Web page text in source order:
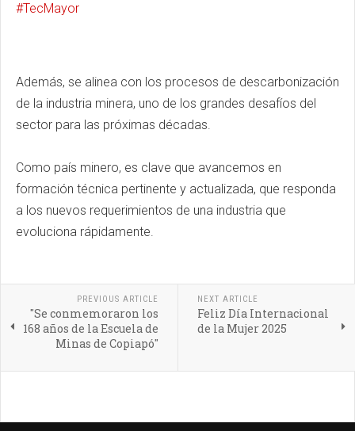
#TecMayor
Además, se alinea con los procesos de descarbonización
de la industria minera, uno de los grandes desafíos del
sector para las próximas décadas.
Como país minero, es clave que avancemos en
formación técnica pertinente y actualizada, que responda
a los nuevos requerimientos de una industria que
evoluciona rápidamente.
PREVIOUS ARTICLE
"Se conmemoraron los
168 años de la Escuela de
Minas de Copiapó"
NEXT ARTICLE
Feliz Día Internacional
de la Mujer 2025